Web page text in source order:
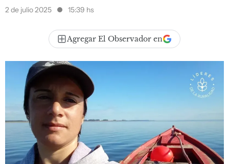
2 de julio 2025 15:39 hs
Agregar El Observador en